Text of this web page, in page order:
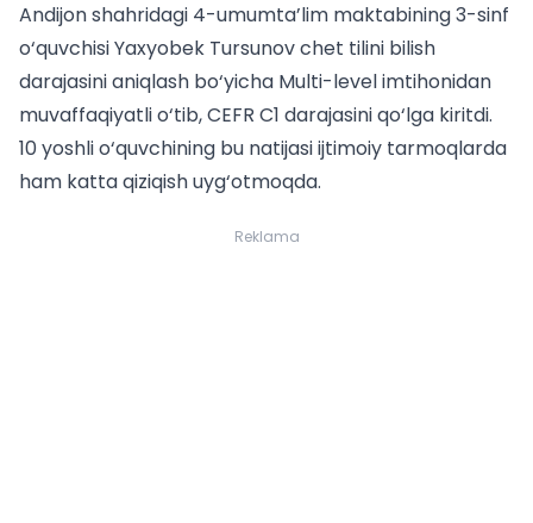
Andijon shahridagi 4-umumta’lim maktabining 3-sinf
o‘quvchisi Yaxyobek Tursunov chet tilini bilish
darajasini aniqlash bo‘yicha Multi-level imtihonidan
muvaffaqiyatli o‘tib, CEFR C1 darajasini qo‘lga kiritdi.
10 yoshli o‘quvchining bu natijasi ijtimoiy tarmoqlarda
ham katta qiziqish uyg‘otmoqda.
Reklama